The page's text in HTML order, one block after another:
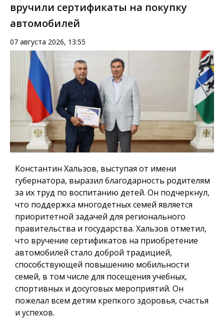
вручили сертификаты на покупку
автомобилей
07 августа 2026, 13:55
Константин Хальзов, выступая от имени
губернатора, выразил благодарность родителям
за их труд по воспитанию детей. Он подчеркнул,
что поддержка многодетных семей является
приоритетной задачей для регионального
правительства и государства. Хальзов отметил,
что вручение сертификатов на приобретение
автомобилей стало доброй традицией,
способствующей повышению мобильности
семей, в том числе для посещения учебных,
спортивных и досуговых мероприятий. Он
пожелал всем детям крепкого здоровья, счастья
и успехов.